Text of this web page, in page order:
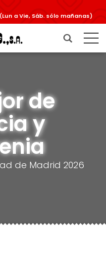
a Vie, Sáb. sólo mañanas)
de
y
de Madrid 2026